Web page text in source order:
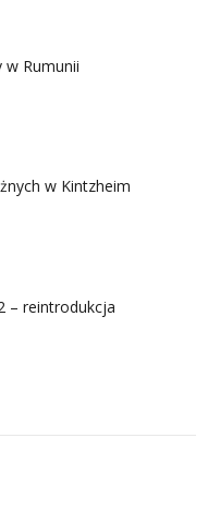
w Rumunii
w Kintzheim
– reintrodukcja